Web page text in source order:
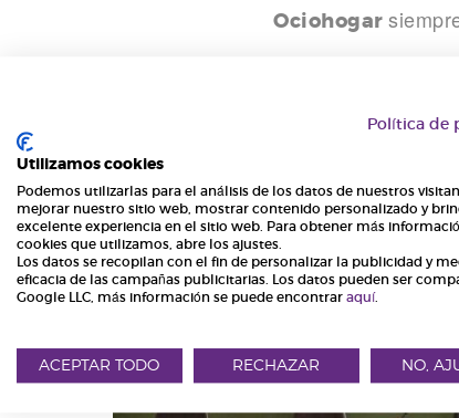
Ociohogar
Política de
Utilizamos cookies
Podemos utilizarlas para el análisis de los datos de nuestros
mejorar nuestro sitio web, mostrar contenido personalizado y
excelente experiencia en el sitio web. Para obtener más
cookies que utilizamos, abre los ajustes.
Los datos se recopilan con el fin de personalizar la publicidad y
eficacia de las campañas publicitarias. Los datos pueden ser
Google LLC, más información se puede encontrar aquí.
ACEPTAR TODO RECHAZAR NO,